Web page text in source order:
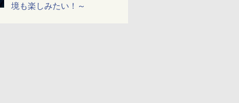
境も楽しみたい！～